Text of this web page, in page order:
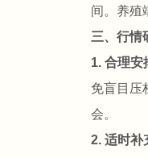
间。养殖
三、行情
1. 合理安
免盲目压
会。
2. 适时补